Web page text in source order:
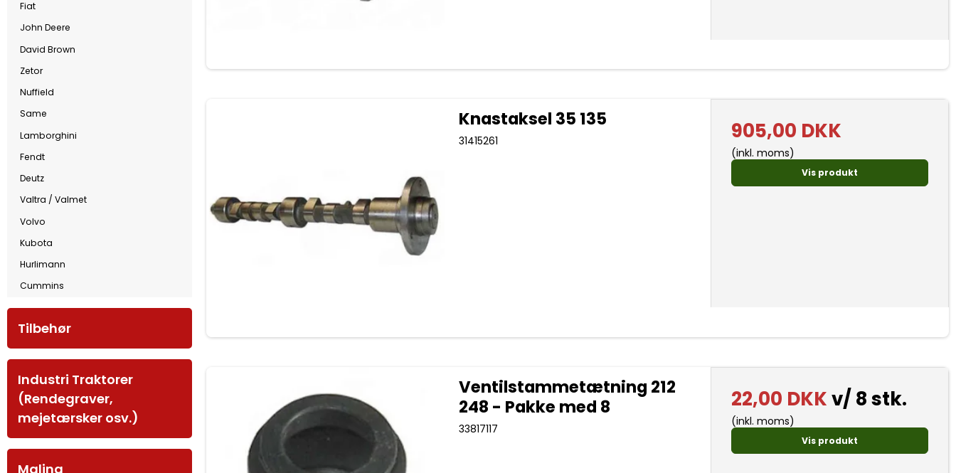
Fiat
John Deere
David Brown
Zetor
Nuffield
Same
Lamborghini
Fendt
Deutz
Valtra / Valmet
Volvo
Kubota
Hurlimann
Cummins
Tilbehør
Industri Traktorer
(Rendegraver,
mejetærsker osv.)
Maling
Knastaksel 35 135
31415261 905,00 DKK
(inkl. moms)
Vis produkt
Ventilstammetætning 212
248 - Pakke med 8
33817117
22,00 DKKv/ 8 stk.
(inkl. moms)
Vis produkt